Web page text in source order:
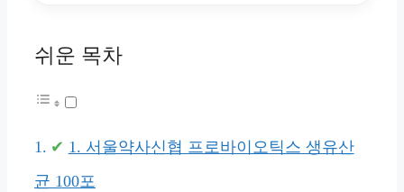
쉬운 목차
1. 서울약사신협 프로바이오틱스 생유산
균 100포